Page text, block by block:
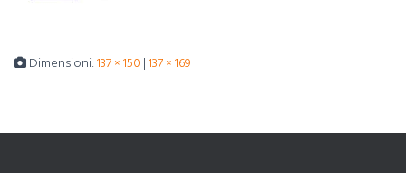
Dimensioni:137 × 150 |137 × 169